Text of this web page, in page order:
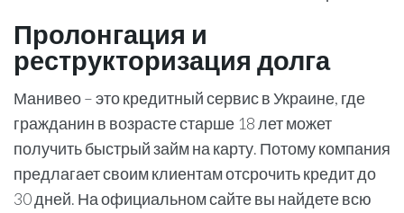
Пролонгация и
реструкторизация долга
Манивео – это кредитный сервис в Украине, где
гражданин в возрасте старше 18 лет может
получить быстрый займ на карту. Потому компания
предлагает своим клиентам отсрочить кредит до
30 дней. На официальном сайте вы найдете всю